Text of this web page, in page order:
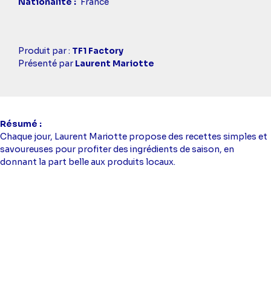
Casting
simba
Produit par : TF1 Factory
Présenté par Laurent Mariotte
Résumé
Chaque jour, Laurent Mariotte propose des recettes simples et
savoureuses pour profiter des ingrédients de saison, en
donnant la part belle aux produits locaux.